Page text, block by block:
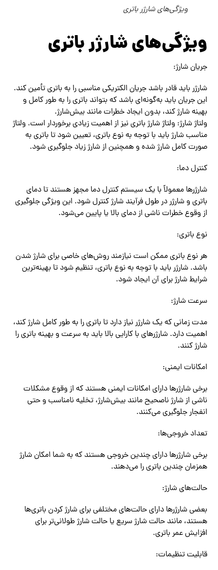
ویژگی‌های شارژر باتری
ویژگی‌های شارژر باتری
جریان شارژ:
شارژر باید قادر باشد جریان الکتریکی مناسبی را به باتری تأمین کند.
این جریان باید به‌گونه‌ای باشد که بتواند باتری را به طور کامل و
بهینه شارژ کند، بدون ایجاد خطرات مانند بیش‌شارژ.
ولتاژ شارژ: ولتاژ شارژ باتری نیز از اهمیت زیادی برخوردار است. ولتاژ
مناسب شارژ باید با توجه به نوع باتری، تعیین شود تا باتری به
صورت کامل شارژ شده و همچنین از شارژ زیاد جلوگیری شود.
کنترل دما:
شارژرها معمولاً با یک سیستم کنترل دما مجهز هستند تا دمای
باتری و شارژر در طول فرآیند شارژ کنترل شود. این ویژگی جلوگیری
از وقوع خطرات ناشی از دمای بالا یا پایین می‌شود.
نوع باتری:
هر نوع باتری ممکن است نیازمند روش‌های خاصی برای شارژ شدن
باشد. شارژر باید با توجه به نوع باتری، تنظیم شود تا بهینه‌ترین
شرایط شارژ برای آن ایجاد شود.
سرعت شارژ:
مدت زمانی که یک شارژر نیاز دارد تا باتری را به طور کامل شارژ کند،
اهمیت دارد. شارژرهای با کارایی بالا باید به سرعت و بهینه باتری را
شارژ کنند.
امکانات ایمنی:
برخی شارژرها دارای امکانات ایمنی هستند که از وقوع مشکلات
ناشی از شارژ ناصحیح مانند بیش‌شارژ، تخلیه نامناسب و حتی
انفجار جلوگیری می‌کنند.
تعداد خروجی‌ها:
برخی شارژرها دارای چندین خروجی هستند که به شما امکان شارژ
همزمان چندین باتری را می‌دهند.
حالت‌های شارژ:
بعضی شارژرها دارای حالت‌های مختلفی برای شارژ کردن باتری‌ها
هستند، مانند حالت شارژ سریع یا حالت شارژ طولانی‌تر برای
افزایش عمر باتری.
قابلیت تنظیمات: